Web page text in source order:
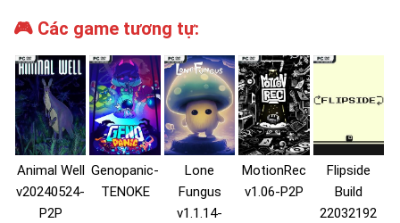
🎮 Các game tương tự:
Animal Well
v20240524-
P2P
Genopanic-
TENOKE
Lone
Fungus
v1.1.14-
MotionRec
v1.06-P2P
Flipside
Build
22032192